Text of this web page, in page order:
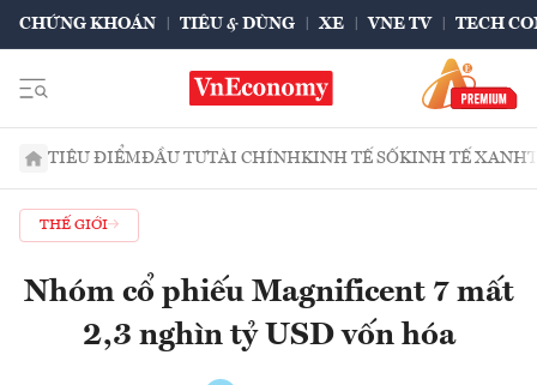
CHỨNG KHOÁN TIÊU & DÙNG XE VNE TV TECH
TIÊU ĐIỂMĐẦU TƯTÀI CHÍNHKINH TẾ SỐKINH TẾ XANH
THẾ GIỚI
Nhóm cổ phiếu Magnificent 7 mất
2,3 nghìn tỷ USD vốn hóa